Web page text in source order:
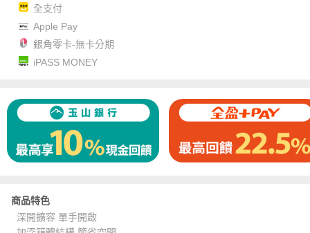
全支付
Apple Pay
銀角零卡-無卡分期
iPASS MONEY
商品特色
深開擴容 單手開啟